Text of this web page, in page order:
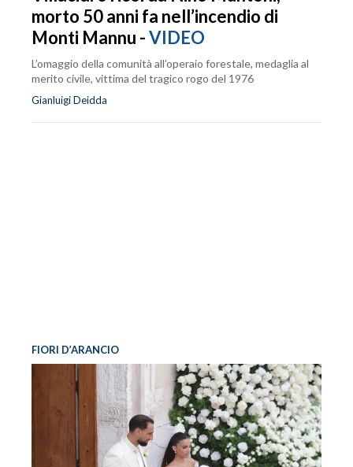
morto 50 anni fa nell’incendio di
Monti Mannu -VIDEO
L’omaggio della comunità all’operaio forestale, medaglia al
merito civile, vittima del tragico rogo del 1976
Gianluigi Deidda
FIORI D’ARANCIO